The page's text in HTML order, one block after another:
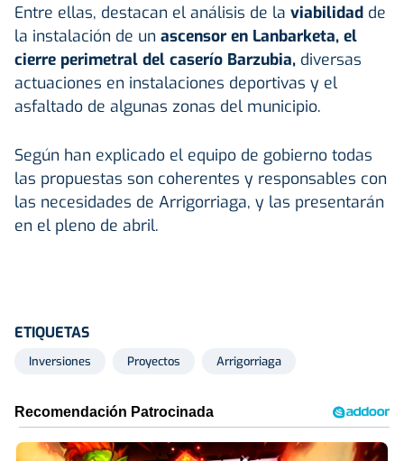
Entre ellas, destacan el análisis de la viabilidad de
la instalación de un ascensor en Lanbarketa, el
cierre perimetral del caserío Barzubia, diversas
actuaciones en instalaciones deportivas y el
asfaltado de algunas zonas del municipio.
Según han explicado el equipo de gobierno todas
las propuestas son coherentes y responsables con
las necesidades de Arrigorriaga, y las presentarán
en el pleno de abril.
ETIQUETAS
Inversiones Proyectos Arrigorriaga